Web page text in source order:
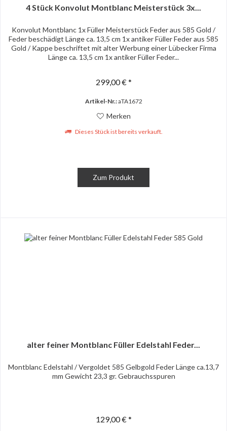
4 Stück Konvolut Montblanc Meisterstück 3x...
Konvolut Montblanc 1x Füller Meisterstück Feder aus 585 Gold /
Feder beschädigt Länge ca. 13,5 cm 1x antiker Füller Feder aus 585
Gold / Kappe beschriftet mit alter Werbung einer Lübecker Firma
Länge ca. 13,5 cm 1x antiker Füller Feder...
299,00 € *
Artikel-Nr.:aTA1672
Merken
Dieses Stück ist bereits verkauft.
Zum Produkt
alter feiner Montblanc Füller Edelstahl Feder...
Montblanc Edelstahl / Vergoldet 585 Gelbgold Feder Länge ca.13,7
mm Gewicht 23,3 gr. Gebrauchsspuren
129,00 € *